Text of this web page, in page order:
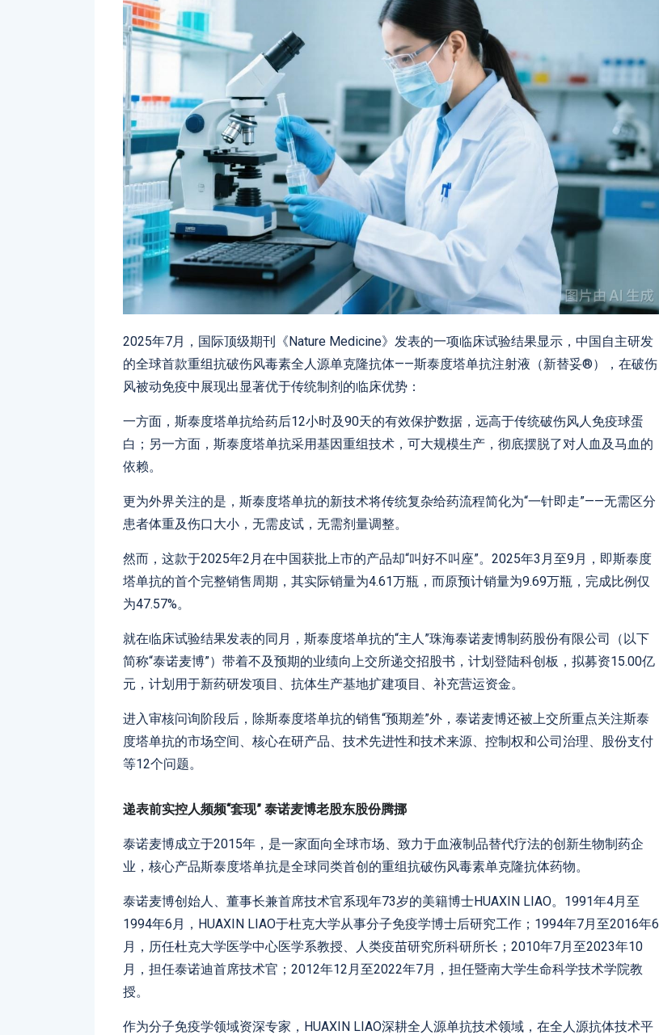
2025年7月，国际顶级期刊《Nature Medicine》发表的一项临床试验结果显示，中国自主研发
的全球首款重组抗破伤风毒素全人源单克隆抗体——斯泰度塔单抗注射液（新替妥®），在破伤
风被动免疫中展现出显著优于传统制剂的临床优势：
一方面，斯泰度塔单抗给药后12小时及90天的有效保护数据，远高于传统破伤风人免疫球蛋
白；另一方面，斯泰度塔单抗采用基因重组技术，可大规模生产，彻底摆脱了对人血及马血的
依赖。
更为外界关注的是，斯泰度塔单抗的新技术将传统复杂给药流程简化为“一针即走”——无需区分
患者体重及伤口大小，无需皮试，无需剂量调整。
然而，这款于2025年2月在中国获批上市的产品却“叫好不叫座”。2025年3月至9月，即斯泰度
塔单抗的首个完整销售周期，其实际销量为4.61万瓶，而原预计销量为9.69万瓶，完成比例仅
为47.57%。
就在临床试验结果发表的同月，斯泰度塔单抗的“主人”珠海泰诺麦博制药股份有限公司（以下
简称“泰诺麦博”）带着不及预期的业绩向上交所递交招股书，计划登陆科创板，拟募资15.00亿
元，计划用于新药研发项目、抗体生产基地扩建项目、补充营运资金。
进入审核问询阶段后，除斯泰度塔单抗的销售“预期差”外，泰诺麦博还被上交所重点关注斯泰
度塔单抗的市场空间、核心在研产品、技术先进性和技术来源、控制权和公司治理、股份支付
等12个问题。
递表前实控人频频“套现” 泰诺麦博老股东股份腾挪
泰诺麦博成立于2015年，是一家面向全球市场、致力于血液制品替代疗法的创新生物制药企
业，核心产品斯泰度塔单抗是全球同类首创的重组抗破伤风毒素单克隆抗体药物。
泰诺麦博创始人、董事长兼首席技术官系现年73岁的美籍博士HUAXIN LIAO。1991年4月至
1994年6月，HUAXIN LIAO于杜克大学从事分子免疫学博士后研究工作；1994年7月至2016年6
月，历任杜克大学医学中心医学系教授、人类疫苗研究所科研所长；2010年7月至2023年10
月，担任泰诺迪首席技术官；2012年12月至2022年7月，担任暨南大学生命科学技术学院教
授。
作为分子免疫学领域资深专家，HUAXIN LIAO深耕全人源单抗技术领域，在全人源抗体技术平